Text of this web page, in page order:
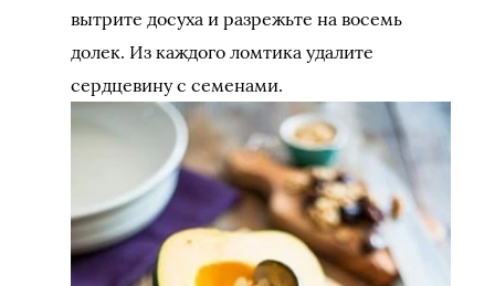
вытрите досуха и разрежьте на восемь
долек. Из каждого ломтика удалите
сердцевину с семенами.